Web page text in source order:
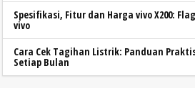
Spesifikasi, Fitur dan Harga vivo X200:
vivo
Cara Cek Tagihan Listrik: Panduan
Setiap Bulan